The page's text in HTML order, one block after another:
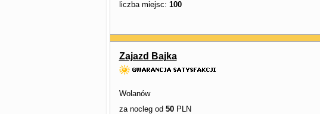
liczba miejsc: 100
Zajazd Bajka
Wolanów
za nocleg od 50PLN